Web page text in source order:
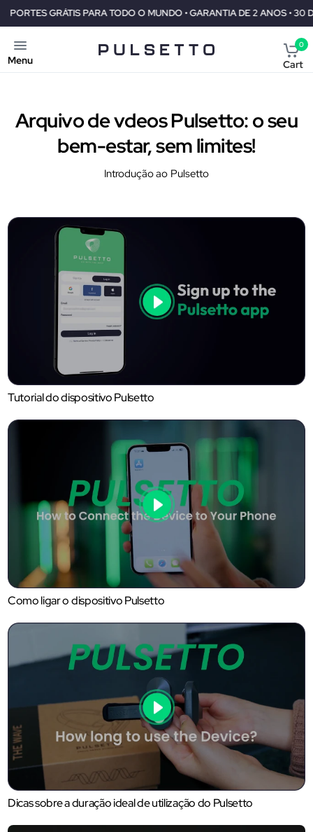
O MUNDO • GARANTIA DE 2 ANOS • 30 DIAS DE GARANTIA DE
Menu
0
Cart
Arquivo de vdeos Pulsetto: o seu
bem-estar, sem limites!
Introdução ao Pulsetto
Tutorial do dispositivo Pulsetto
Como ligar o dispositivo Pulsetto
Dicas sobre a duração ideal de utilização do Pulsetto